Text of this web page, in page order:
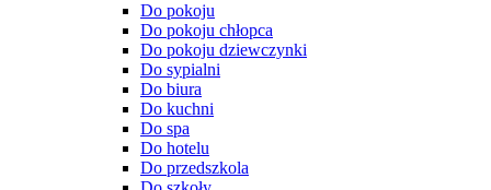
Do pokoju
Do pokoju chłopca
Do pokoju dziewczynki
Do sypialni
Do biura
Do kuchni
Do spa
Do hotelu
Do przedszkola